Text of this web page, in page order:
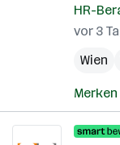
HR-
vor 3
Wien
Merken